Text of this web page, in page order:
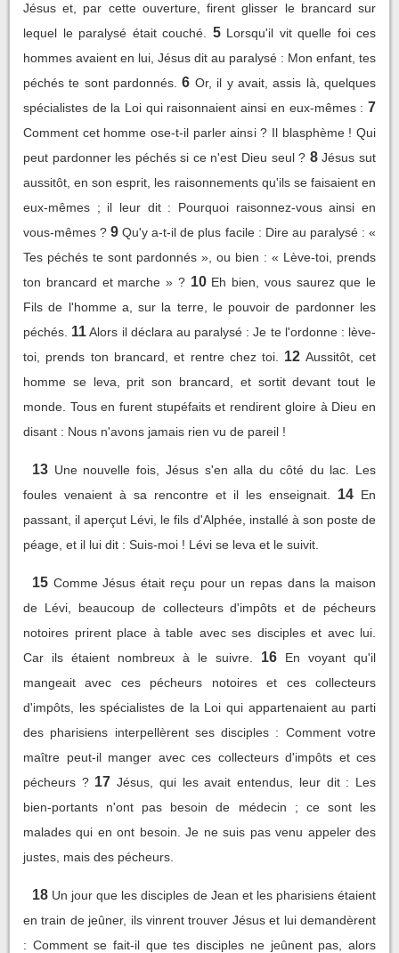
Jésus et, par cette ouverture, firent glisser le brancard sur
lequel le paralysé était couché.
5 Lorsqu'il vit quelle foi ces
hommes avaient en lui, Jésus dit au paralysé : Mon enfant, tes
péchés te sont pardonnés. 6 Or, il y avait, assis là, quelques
spécialistes de la Loi qui raisonnaient ainsi en eux-mêmes : 7
Comment cet homme ose-t-il parler ainsi ? Il blasphème ! Qui
peut pardonner les péchés si ce n'est Dieu seul ? 8 Jésus sut
aussitôt, en son esprit, les raisonnements qu'ils se faisaient en
eux-mêmes ; il leur dit : Pourquoi raisonnez-vous ainsi en
vous-mêmes ? 9 Qu'y a-t-il de plus facile : Dire au paralysé : «
Tes péchés te sont pardonnés », ou bien : « Lève-toi, prends
ton brancard et marche » ? 10 Eh bien, vous saurez que le
Fils de l'homme a, sur la terre, le pouvoir de pardonner les
péchés. 11 Alors il déclara au paralysé : Je te l'ordonne : lève-
toi, prends ton brancard, et rentre chez toi.
12 Aussitôt, cet
homme se leva, prit son brancard, et sortit devant tout le
monde. Tous en furent stupéfaits et rendirent gloire à Dieu en
disant : Nous n'avons jamais rien vu de pareil !
13 Une nouvelle fois, Jésus s'en alla du côté du lac. Les
foules venaient à sa rencontre et il les enseignait.
14 En
passant, il aperçut Lévi, le fils d'Alphée, installé à son poste de
péage, et il lui dit : Suis-moi ! Lévi se leva et le suivit.
15 Comme Jésus était reçu pour un repas dans la maison
de Lévi, beaucoup de collecteurs d'impôts et de pécheurs
notoires prirent place à table avec ses disciples et avec lui.
Car ils étaient nombreux à le suivre.
16
En voyant qu'il
mangeait avec ces pécheurs notoires et ces collecteurs
d'impôts, les spécialistes de la Loi qui appartenaient au parti
des pharisiens interpellèrent ses disciples : Comment votre
maître peut-il manger avec ces collecteurs d'impôts et ces
pécheurs ? 17 Jésus, qui les avait entendus, leur dit : Les
bien-portants n'ont pas besoin de médecin ; ce sont les
malades qui en ont besoin. Je ne suis pas venu appeler des
justes, mais des pécheurs.
18 Un jour que les disciples de Jean et les pharisiens étaient
en train de jeûner, ils vinrent trouver Jésus et lui demandèrent
: Comment se fait-il que tes disciples ne jeûnent pas, alors